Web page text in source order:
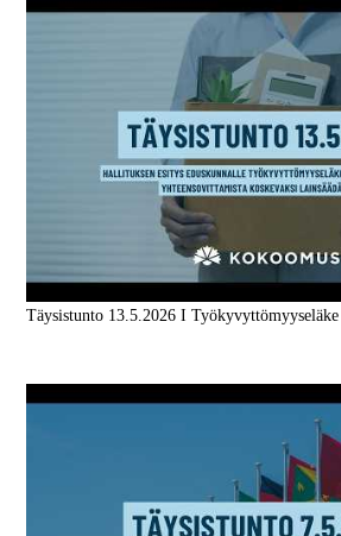
Täysistunto 13.5.2026 I Työkyvyttömyyseläke